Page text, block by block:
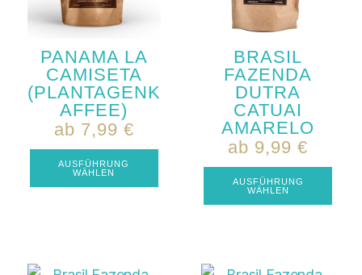
PANAMA LA
CAMISETA
(PLANTAGENK
AFFEE)
ab 7,99 €
AUSFÜHRUNG
WÄHLEN
BRASIL
FAZENDA
DUTRA
CATUAI
AMARELO
ab 9,99€
AUSFÜHRUNG
WÄHLEN